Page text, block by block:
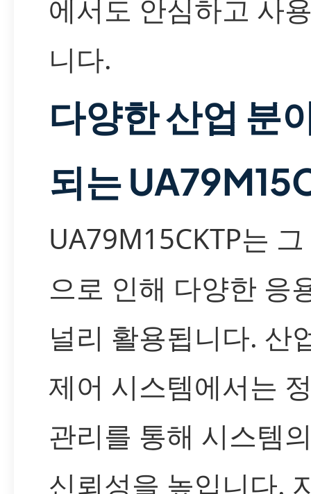
에서도 안심하고 사
니다.
다양한 산업 분
되는
UA79M15CKTP는
으로 인해 다양한 응
널리 활용됩니다. 산
제어 시스템에서는
관리를 통해 시스템
신뢰성을 높입니다.